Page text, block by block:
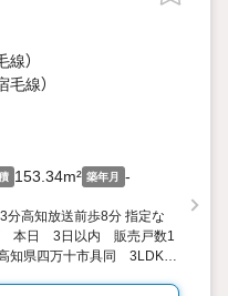
線）
毛線）
153.34m² 築年月 -
分高知放送前歩8分 指定な
本日 3日以内 販売戸数1
知県四万十市具同 3LDK